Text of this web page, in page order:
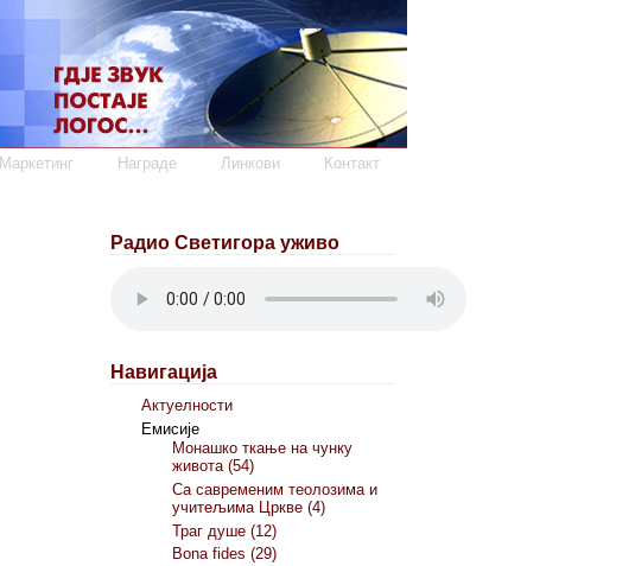
Маркетинг Награде Линкови
Контакт
Радио Светигора уживо
Навигација
Актуелности
Емисије
Монашко ткање на чунку
живота (54)
Са савременим теолозима и
учитељима Цркве (4)
Траг душе (12)
Bona fides (29)